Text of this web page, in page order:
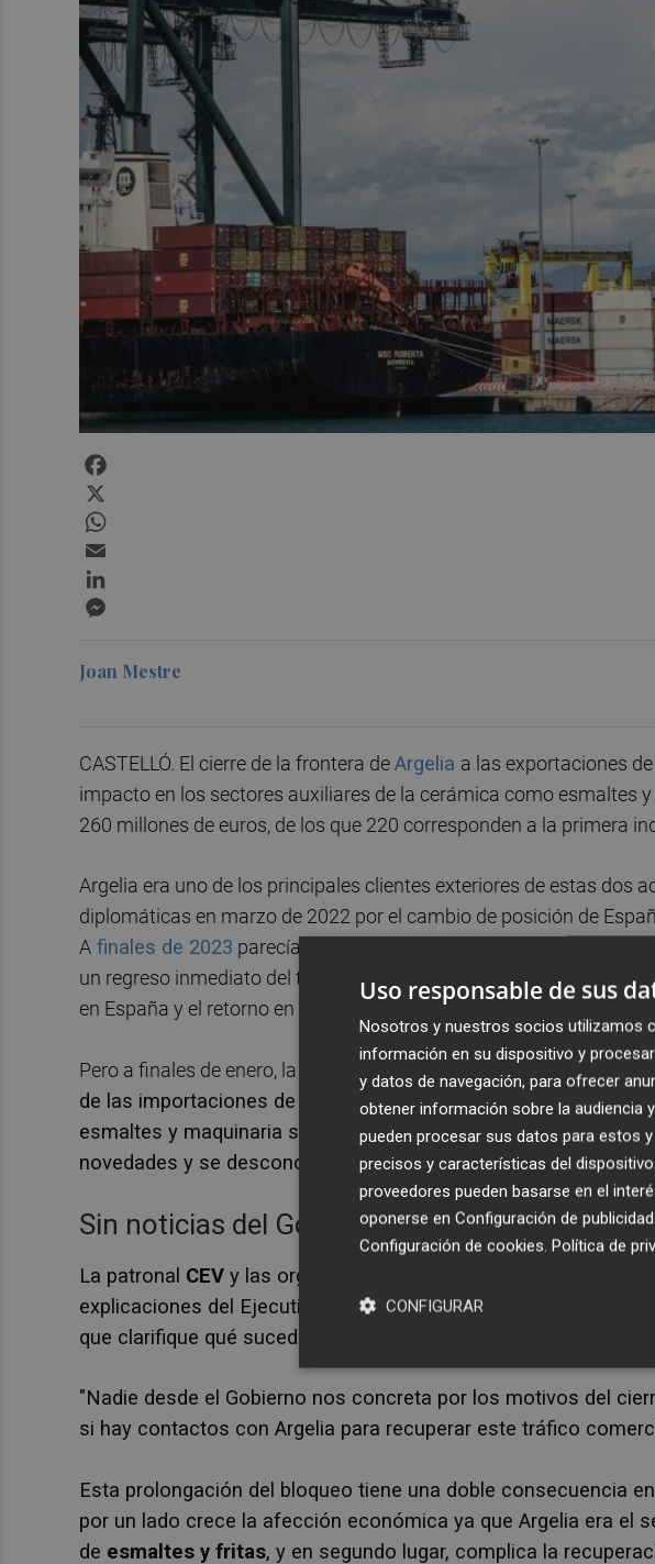
Joan Mestre
CASTELLÓ. El cierre de la frontera deArgelia a las exportaciones
impacto en los sectores auxiliares de la cerámica como esmaltes
260 millones de euros, de los que 220 corresponden a la primera
Argelia era uno de los principales clientes exteriores de estas dos
diplomáticas en marzo de 2022 por el cambio de posición de
A finales de 2023 parecía que se producía una distensión y desde
un regreso inmediato del tráfico comercial con Argelia. El
en España y el retorno en enero de los
productos avícolas
Pero a finales de enero, la Asociación Argelina de Bancos y
de las importaciones de baldosas cerámicas y el mármol, y
esmaltes y maquinaria supuso un punto de inflexión en el
novedades y se desconoce cuándo volverá el tránsito con
Sin noticias del Gobierno
La patronal CEV y las organizaciones sectoriales de Anffecc y
explicaciones del Ejecutivo central.Luis Martí
, presidente de
que clarifique qué sucederá con el comercio con Argelia.
"Nadie desde el Gobierno nos concreta por los motivos del
si hay contactos con Argelia para recuperar este tráfico
Esta prolongación del bloqueo tiene una doble consecuencia
por un lado crece la afección económica ya que Argelia era el
de esmaltes y fritas, y en segundo lugar, complica la
Uso responsable de sus
Nosotros y nuestros socios utilizamos
información en su dispositivo y
y datos de navegación, para ofrecer
obtener información sobre la audiencia
pueden procesar sus datos para estos
precisos y características del
proveedores pueden basarse en el
oponerse en Configuración de publicidad
Configuración de cookies. Política de
CONFIGURAR